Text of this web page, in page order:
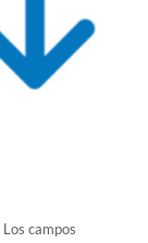
Los campos